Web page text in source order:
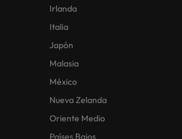
Irlanda
Italia
Japón
Malasia
México
Nueva Zelanda
Oriente Medio
Países Bajos